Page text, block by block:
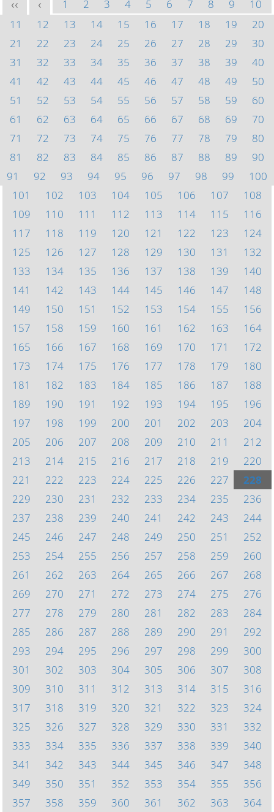
<< < 1 2 3 4 5 6 7 8 9
10
11
12 13 14 15 16 17 18 19
20
21
22 23 24 25 26 27 28 29
30
31
32 33 34 35 36 37 38 39
40
41
42 43 44 45 46 47 48 49
50
51
52 53 54 55 56 57 58 59
60
61
62 63 64 65 66 67 68 69
70
71
72 73 74 75 76 77 78 79
80
81
82 83 84 85 86 87 88 89
90
91
92 93 94 95 96 97 98 99
100
101
102 103 104 105 106 107
108
109
110 111 112 113 114 115
116
117
118 119 120 121 122 123
124
125
126 127 128 129 130 131
132
133
134 135 136 137 138 139
140
141
142 143 144 145 146 147
148
149
150 151 152 153 154 155
156
157
158 159 160 161 162 163
164
165
166 167 168 169 170 171
172
173
174 175 176 177 178 179
180
181
182 183 184 185 186 187
188
189
190 191 192 193 194 195
196
197
198 199 200 201 202 203
204
205
206 207 208 209 210 211
212
213
214 215 216 217 218 219
220
221
222 223 224 225 226 227
228
229
230 231 232 233 234 235
236
237
238 239 240 241 242 243
244
245
246 247 248 249 250 251
252
253
254 255 256 257 258 259
260
261
262 263 264 265 266 267
268
269
270 271 272 273 274 275
276
277
278 279 280 281 282 283
284
285
286 287 288 289 290 291
292
293
294 295 296 297 298 299
300
301
302 303 304 305 306 307
308
309
310 311 312 313 314 315
316
317
318 319 320 321 322 323
324
325
326 327 328 329 330 331
332
333
334 335 336 337 338 339
340
341
342 343 344 345 346 347
348
349
350 351 352 353 354 355
356
357
358 359 360 361 362 363 364